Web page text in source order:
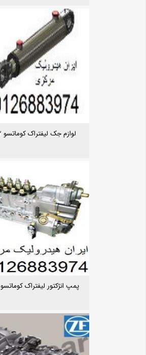
لوازم جک لیفتراک کوماتسو 2 تن
پمپ انژکتور لیفتراک کوماتسو 2 تن